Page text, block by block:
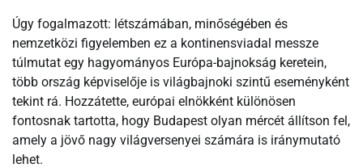
Úgy fogalmazott: létszámában, minőségében és
nemzetközi figyelemben ez a kontinensviadal messze
túlmutat egy hagyományos Európa-bajnokság keretein,
több ország képviselője is világbajnoki szintű eseményként
tekint rá. Hozzátette, európai elnökként különösen
fontosnak tartotta, hogy Budapest olyan mércét állítson fel,
amely a jövő nagy világversenyei számára is iránymutató
lehet.